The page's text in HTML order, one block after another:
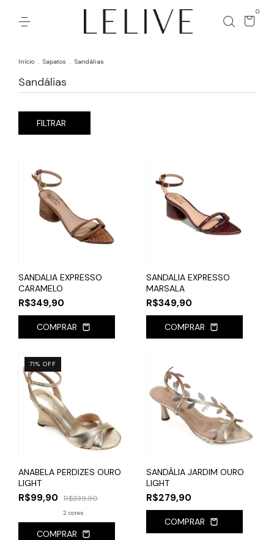
0
Início . Sapatos . Sandálias
Sandálias
FILTRAR
SANDALIA EXPRESSO
CARAMELO
R$349,90
COMPRAR
SANDALIA EXPRESSO
MARSALA
R$349,90
COMPRAR
71% OFF
ANABELA PERDIZES OURO
LIGHT
R$99,90 R$339,90
2 cores
COMPRAR
SANDÁLIA JARDIM OURO
LIGHT
R$279,90
COMPRAR